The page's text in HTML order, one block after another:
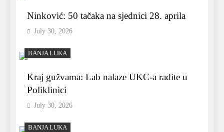
Ninković: 50 tačaka na sjednici 28. aprila
July 30, 2026
BANJA LUKA
Kraj gužvama: Lab nalaze UKC-a radite u
Poliklinici
July 30, 2026
BANJA LUKA